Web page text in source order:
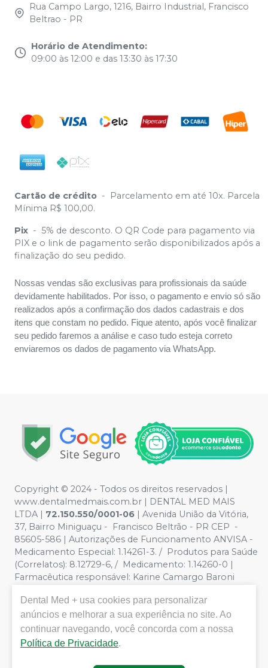
Rua Campo Largo, 1216, Bairro Industrial, Francisco
Beltrao - PR
Horário de Atendimento:
09:00 às 12:00 e das 13:30 às 17:30
Cartão de crédito -
Parcelamento em até 10x. Parcela
Mínima R$ 100,00.
Pix - 5% de desconto. O QR Code para pagamento via
PIX e o link de pagamento serão disponibilizados após a
finalização do seu pedido.
Nossas vendas são exclusivas para profissionais da saúde
devidamente habilitados. Por isso, o pagamento e envio só são
realizados após a confirmação dos dados cadastrais e dos
itens que constam no pedido. Fique atento, após você finalizar
seu pedido faremos a análise e caso tudo esteja correto
enviaremos os dados de pagamento via WhatsApp.
Copyright © 2024 - Todos os direitos reservados |
www.dentalmedmais.com.br | DENTAL MED MAIS
LTDA | 72.150.550/0001-06 | Avenida União da Vitória,
37, Bairro Miniguaçu - Francisco Beltrão - PR CEP -
85605-586 | Autorizações de Funcionamento ANVISA -
Medicamento Especial: 1.14261-3. / Produtos para Saúde
(Correlatos): 8.12729-6, / Medicamento: 1.14260-0 |
Farmacêutica responsável: Karine Camargo Baroni
Fotos meramente ilustrativas - Os preços e condições
da loja virtual estão sujeitos a alterações. Em caso de
divergência de preços no site, o valor válido é o do
Carrinho de Compra. Não vendemos por atacado, por
de grandes volumes pelo site.
Dental Med + usa cookies para personalizar
anúncios e melhorar a sua experiência no site. Ao
continuar navegando, você concorda com a nossa
Política de Privacidade.